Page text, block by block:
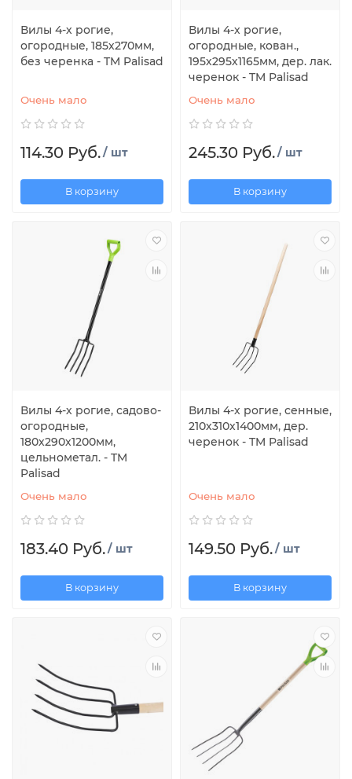
Вилы 4-х рогие,
огородные, 185х270мм,
без черенка - TM Palisad
Очень мало
114.30 Руб./ шт
В корзину
Вилы 4-х рогие,
огородные, кован.,
195х295х1165мм, дер. лак.
черенок - TM Palisad
Очень мало
245.30 Руб./ шт
В корзину
Вилы 4-х рогие, садово-
огородные,
180х290х1200мм,
цельнометал. - TM
Palisad
Очень мало
183.40 Руб./ шт
В корзину
Вилы 4-х рогие, сенные,
210х310х1400мм, дер.
черенок - TM Palisad
Очень мало
149.50 Руб./ шт
В корзину